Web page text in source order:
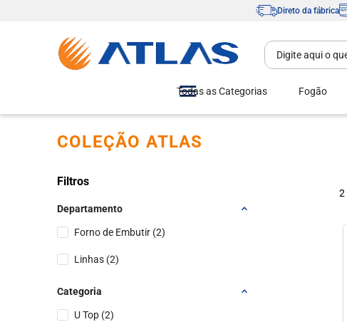
Direto da fábrica
Todas as Categorias Fogão
COLEÇÃO ATLAS
Filtros
Departamento
Forno de Embutir (2)
Linhas (2)
Categoria
U Top (2)
2